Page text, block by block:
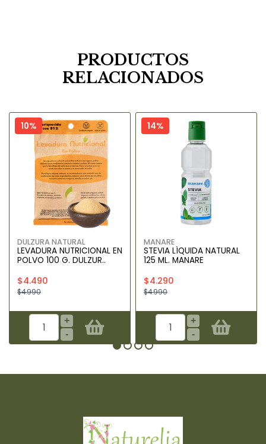
PRODUCTOS
RELACIONADOS
10%
DULZURA NATURAL
LEVADURA NUTRICIONAL EN
POLVO 100 G. DULZUR..
$4.490
$4.990
+
-
14%
MANARE
STEVIA LÍQUIDA NATURAL
125 ML. MANARE
$4.290
$4.990
+
-